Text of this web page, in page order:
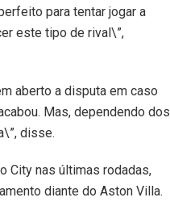
para tentar jogar a
este tipo de rival\”,
aberto a disputa em caso
Mas, dependendo dos
disse.
City nas últimas rodadas,
diante do Aston Villa.